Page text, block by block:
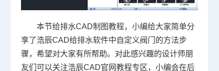
本节给排水CAD制图教程，小编给大家简单分
享了浩辰CAD给排水软件中自定义阀门的方法步
骤，希望对大家有所帮助。对此感兴趣的设计师朋
友们可以关注浩辰CAD官网教程专区，小编会在后